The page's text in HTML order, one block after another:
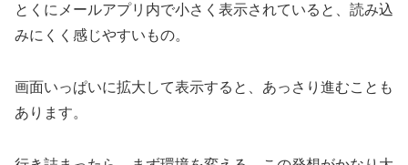
とくにメールアプリ内で小さく表示されていると、読み込
みにくく感じやすいもの。
画面いっぱいに拡大して表示すると、あっさり進むことも
あります。